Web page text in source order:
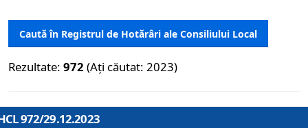
Caută în Registrul de Hotărâri ale Consiliului Local
Rezultate: 972 (Ați căutat: 2023)
972/29.12.2023